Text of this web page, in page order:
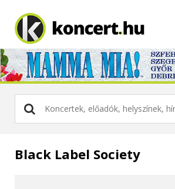
Black Label Society